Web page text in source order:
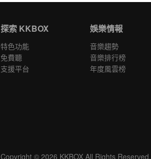
探索 KKBOX
特色功能
免費聽
支援平台
娛樂情報
音樂趨勢
音樂排行榜
年度風雲榜
Copyright © 2026 KKBOX All Rights Reserved.